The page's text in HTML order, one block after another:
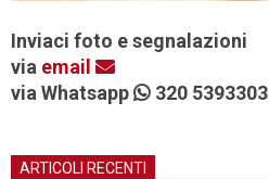
Inviaci foto e segnalazioni
via email
via Whatsapp
320 5393303
ARTICOLI RECENTI